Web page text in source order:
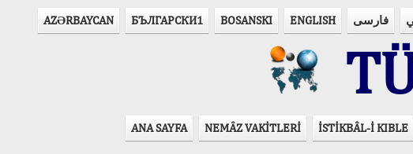
AZӘRBAYCAN БЪЛГАРСКИ1 BOSANSKI ENGLISH فارسی
ANA SAYFA NEMÂZ VAKİTLERİ İSTİKBÂL-İ KIBLE